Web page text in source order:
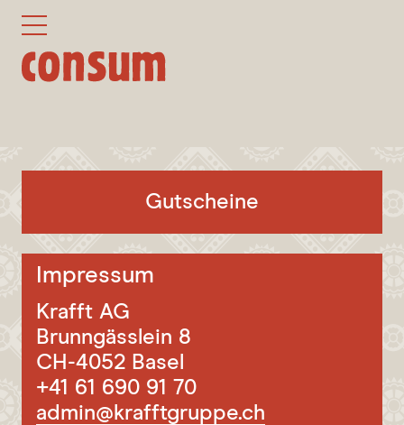
Hide
Navigation
Hide
Navigation
Design Standard Room
Design Junior Suite
Sommerbar
360° RUNDGANG
KONTAKT
JOBS
GUTSCHEINE
NEWSLETTER
Gutscheine
Impressum
Krafft AG
Brunngässlein 8
CH-4052 Basel
+41 61 690 91 70
admin@krafftgruppe.ch